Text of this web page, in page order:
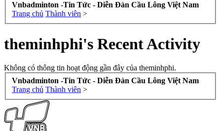
Vnbadminton -Tin Tức - Diễn Đàn Cầu Lông Việt Nam
Trang chủ Thành viên >
theminhphi's Recent Activity
Không có thông tin hoạt động gần đây của theminhphi.
Vnbadminton -Tin Tức - Diễn Đàn Cầu Lông Việt Nam
Trang chủ Thành viên >